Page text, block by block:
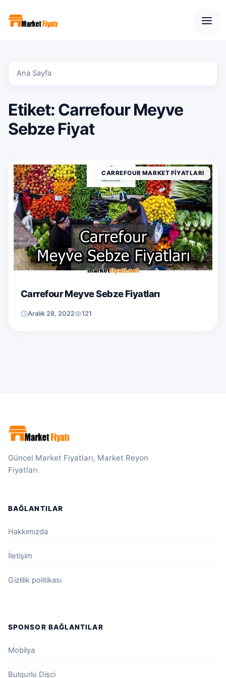
Ana Sayfa
Etiket: Carrefour Meyve
Sebze Fiyat
CARREFOUR MARKET FIYATLARI
Carrefour Meyve Sebze Fiyatları
Aralık 28, 2022 121
Güncel Market Fiyatları, Market Reyon
Fiyatları
BAĞLANTILAR
Hakkımızda
İletişim
Gizlilik politikası
SPONSOR BAĞLANTILAR
Mobilya
Bulgurlu Dişci